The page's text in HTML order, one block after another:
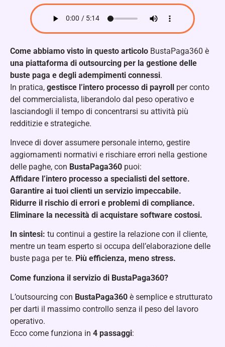
Come abbiamo visto in questo articolo BustaPaga360 è
una piattaforma di outsourcing per la gestione delle
buste paga e degli adempimenti connessi.
In pratica, gestisce l’intero processo di payroll per conto
del commercialista, liberandolo dal peso operativo e
lasciandogli il tempo di concentrarsi su attività più
redditizie e strategiche.
Invece di dover assumere personale interno, gestire
aggiornamenti normativi e rischiare errori nella gestione
delle paghe, con BustaPaga360 puoi:
Affidare l’intero processo a specialisti del settore.
Garantire ai tuoi clienti un servizio impeccabile.
Ridurre il rischio di errori e problemi di compliance.
Eliminare la necessità di acquistare software costosi.
In sintesi: tu continui a gestire la relazione con il cliente,
mentre un team esperto si occupa dell’elaborazione delle
buste paga per te. Più efficienza, meno stress.
Come funziona il servizio di BustaPaga360?
L’outsourcing con BustaPaga360 è semplice e strutturato
per darti il massimo controllo senza il peso del lavoro
operativo.
Ecco come funziona in 4 passaggi: